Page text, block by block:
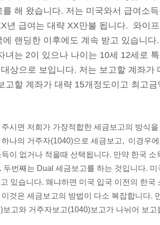
를 해 왔습니다. 저는 미국와서 급여소
년 급여는 대략 XX만불 됩니다. 와이
에 랜딩한 이후에도 계속 받고 있습니
녀는 2이 있으나 나이는 10세 12세로
상으로 보입니다. 저는 보고할 계좌가
고할 계좌가 대략 15개정도이고 최고
시면 저희가 가장적합한 세금보고의 방식
나의 거주자(1040)으로 세금보고, 이경우
이 없거나 적을때 선택됩니다. 만약 한국
두번째는 Dual 세금보고를 하는 것입니다.
있습니다. 왜냐하면 미국 입국 이전의 한국
것은 세금보고의 방법이 다소 복잡합니다.
보고와 거주자보고(1040)보고가 나뉘어 보